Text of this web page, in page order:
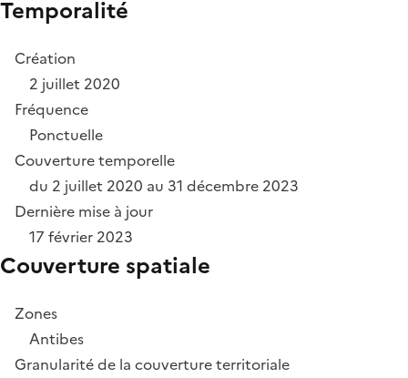
Temporalité
Création
2 juillet 2020
Fréquence
Ponctuelle
Couverture temporelle
du 2 juillet 2020 au 31 décembre 2023
Dernière mise à jour
17 février 2023
Couverture spatiale
Zones
Antibes
Granularité de la couverture territoriale